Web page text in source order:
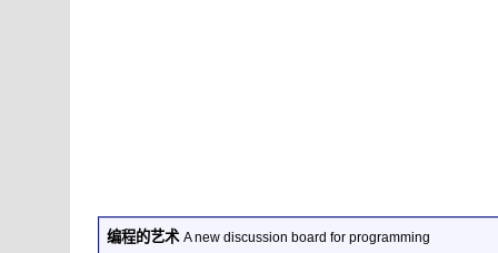
编程的艺术 A new discussion board for programming